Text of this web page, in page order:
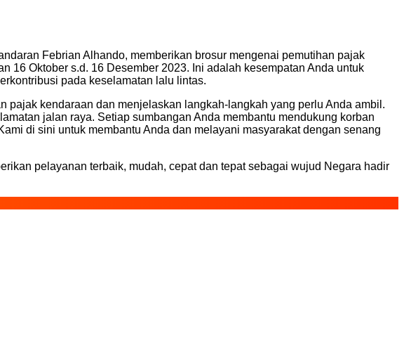
Febrian Alhando, memberikan brosur mengenai pemutihan pajak
16 Oktober s.d. 16 Desember 2023. Ini adalah kesempatan Anda untuk
pada keselamatan lalu lintas.
pajak kendaraan dan menjelaskan langkah-langkah yang perlu Anda ambil.
jalan raya. Setiap sumbangan Anda membantu mendukung korban
di sini untuk membantu Anda dan melayani masyarakat dengan senang
pelayanan terbaik, mudah, cepat dan tepat sebagai wujud Negara hadir